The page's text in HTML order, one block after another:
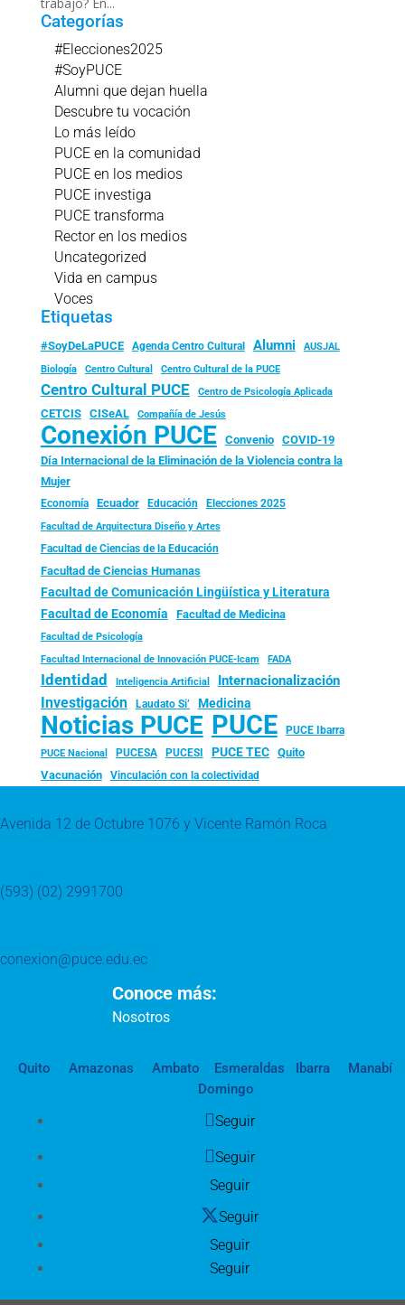
Categorías
#Elecciones2025
#SoyPUCE
Alumni que dejan huella
Descubre tu vocación
Lo más leído
PUCE en la comunidad
PUCE en los medios
PUCE investiga
PUCE transforma
Rector en los medios
Uncategorized
Vida en campus
Voces
Etiquetas
#SoyDeLaPUCE Agenda Centro Cultural Alumni
AUSJAL
Biología
Centro Cultural Centro Cultural de la PUCE
Centro Cultural PUCE Centro de Psicología Aplicada
CETCIS CISeAL Compañía de Jesús
Conexión PUCE Convenio
COVID-19
Día Internacional de la Eliminación de la Violencia contra la
Mujer
Economía Ecuador Educación Elecciones 2025
Facultad de Arquitectura Diseño y Artes
Facultad de Ciencias de la Educación
Facultad de Ciencias Humanas
Facultad de Comunicación Lingüística y Literatura
Facultad de Economía Facultad de Medicina
Facultad de Psicología
Facultad Internacional de Innovación PUCE-Icam FADA
Identidad Inteligencia Artificial Internacionalización
Investigación Laudato Si’ Medicina
Noticias PUCE PUCE PUCE Ibarra
PUCE Nacional PUCESA PUCESI PUCE TEC
Quito
Vacunación
Vinculación con la colectividad
Avenida 12 de Octubre 1076 y Vicente Ramón Roca
(593) (02) 2991700
conexion@puce.edu.ec
Conoce más:
Nosotros
Quito Amazonas Ambato Esmeraldas Ibarra
Manabí
Domingo
Seguir
Seguir
Seguir
Seguir
Seguir
Seguir